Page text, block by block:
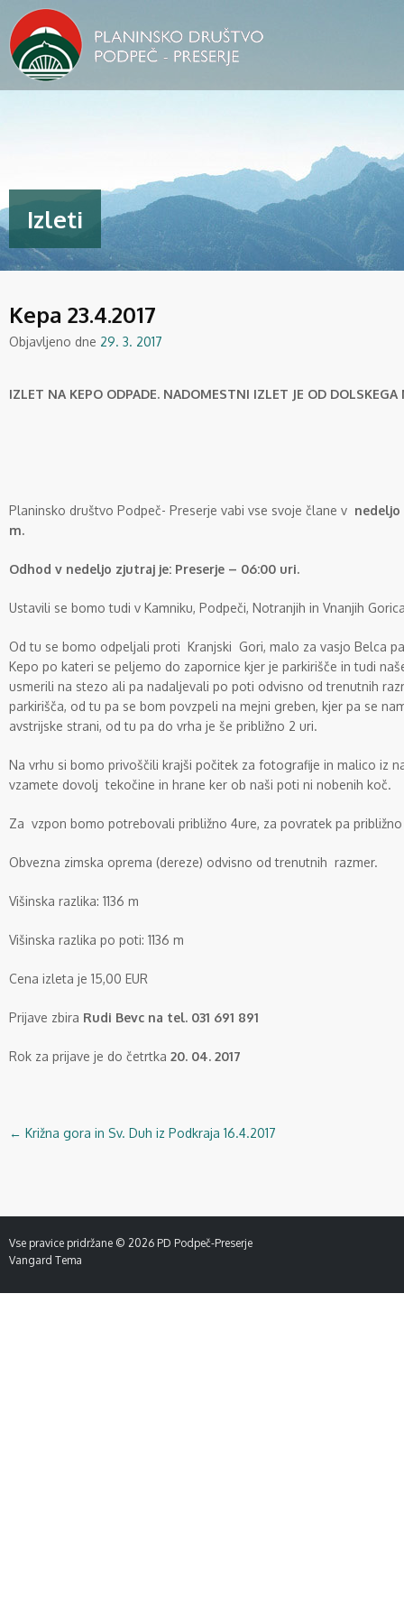
Izleti
Kepa 23.4.2017
Objavljeno dne 29. 3. 2017
IZLET NA KEPO ODPADE. NADOMESTNI IZLET JE OD DOLSKEGA
Planinsko društvo Podpeč- Preserje vabi vse svoje člane v nedeljo
m.
Odhod v nedeljo zjutraj je: Preserje – 06:00 uri.
Ustavili se bomo tudi v Kamniku, Podpeči, Notranjih in Vnanjih
Od tu se bomo odpeljali proti Kranjski Gori, malo za vasjo Belca
Kepo po kateri se peljemo do zapornice kjer je parkirišče in tudi
usmerili na stezo ali pa nadaljevali po poti odvisno od trenutnih
parkirišča, od tu pa se bom povzpeli na mejni greben, kjer pa se
avstrijske strani, od tu pa do vrha je še približno 2 uri.
Na vrhu si bomo privoščili krajši počitek za fotografije in malico iz
vzamete dovolj tekočine in hrane ker ob naši poti ni nobenih koč.
Za vzpon bomo potrebovali približno 4ure, za povratek pa
Obvezna zimska oprema (dereze) odvisno od trenutnih razmer.
Višinska razlika: 1136 m
Višinska razlika po poti: 1136 m
Cena izleta je 15,00 EUR
Prijave zbira Rudi Bevc na tel. 031 691 891
Rok za prijave je do četrtka 20. 04. 2017
Navigacija
← Križna gora in Sv. Duh iz Podkraja 16.4.2017
Vse pravice pridržane © 2026 PD Podpeč-Preserje
Vangard Tema